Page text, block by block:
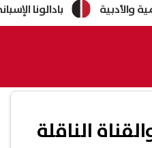
بادالونا الإسباني يشيد
الزمالك في نهائي الكونفدرالية 2026 والقناة الناقلة